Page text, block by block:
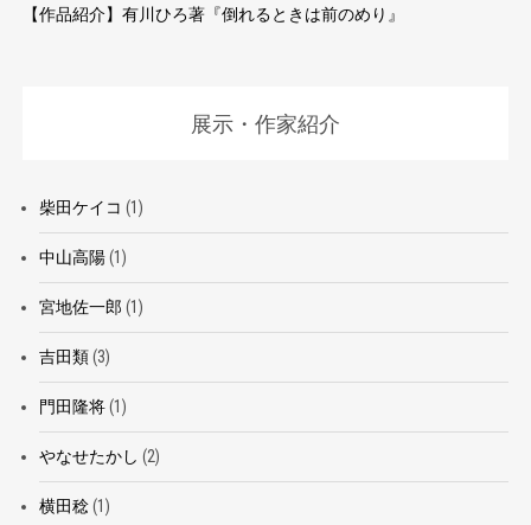
【作品紹介】有川ひろ著『倒れるときは前のめり』
展示・作家紹介
柴田ケイコ (1)
中山高陽(1)
宮地佐一郎 (1)
吉田類(3)
門田隆将(1)
やなせたかし (2)
横田稔(1)